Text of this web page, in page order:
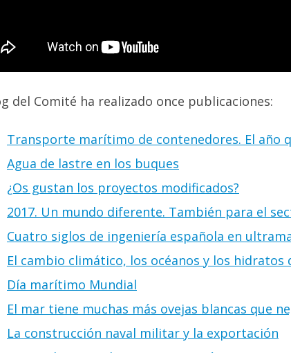
del Comité ha realizado once publicaciones:
Transporte marítimo de contenedores. El año
Agua de lastre en los buques
¿Os gustan los proyectos modificados?
2017. Un mundo diferente. También para el
Cuatro siglos de ingeniería española en
El cambio climático, los océanos y los hidratos
Día marítimo Mundial
El mar tiene muchas más ovejas blancas que
La construcción naval militar y la exportación